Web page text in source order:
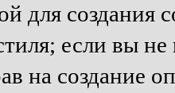
для создания
если вы
на создание